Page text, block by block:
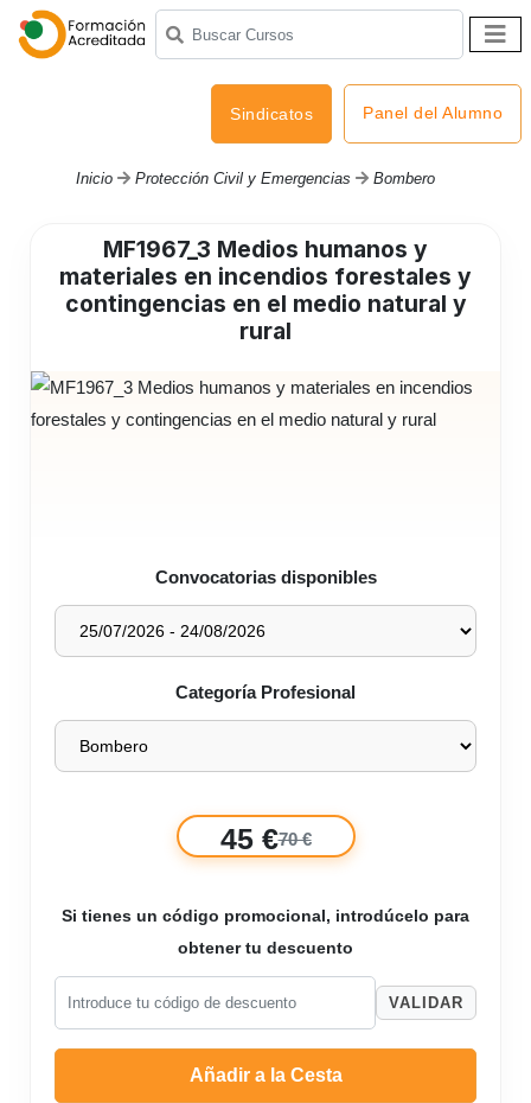
Sindicatos Panel del Alumno
Inicio Protección Civil y Emergencias Bombero
MF1967_3 Medios humanos y
materiales en incendios forestales y
contingencias en el medio natural y
rural
Convocatorias disponibles
Categoría Profesional
45 €70 €
Si tienes un código promocional, introdúcelo para
obtener tu descuento
VALIDAR
Añadir a la Cesta